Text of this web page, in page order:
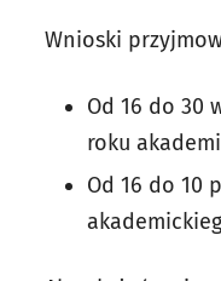
Wnioski
Od 16 do 30
roku
Od 16 do 10